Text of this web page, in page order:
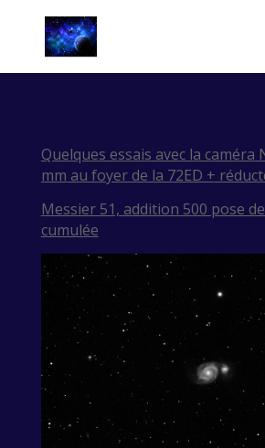
Quelques essais avec la caméra
mm au foyer de la 72ED +
Messier 51, addition 500 pose
cumulée